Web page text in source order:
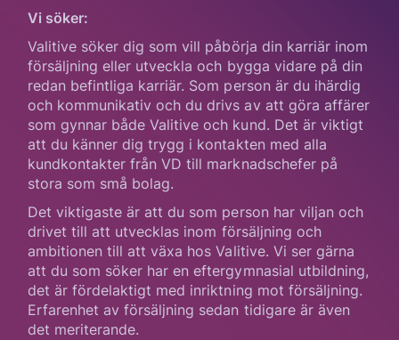
Vi söker:
Valitive söker dig som vill påbörja din karriär inom
försäljning eller utveckla och bygga vidare på din
redan befintliga karriär. Som person är du ihärdig
och kommunikativ och du drivs av att göra affärer
som gynnar både Valitive och kund. Det är viktigt
att du känner dig trygg i kontakten med alla
kundkontakter från VD till marknadschefer på
stora som små bolag.
Det viktigaste är att du som person har viljan och
drivet till att utvecklas inom försäljning och
ambitionen till att växa hos Valitive. Vi ser gärna
att du som söker har en eftergymnasial utbildning,
det är fördelaktigt med inriktning mot försäljning.
Erfarenhet av försäljning sedan tidigare är även
det meriterande.